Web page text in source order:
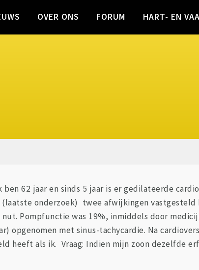
OVER ONS FORUM HART- EN
62 jaar en sinds 5 jaar is er gedilateerde
onderzoek) twee afwijkingen vastgesteld
Pompfunctie was 19%, inmiddels door
opgenomen met sinus-tachycardie. Na
heeft als ik. Vraag: Indien mijn zoon dezelfde